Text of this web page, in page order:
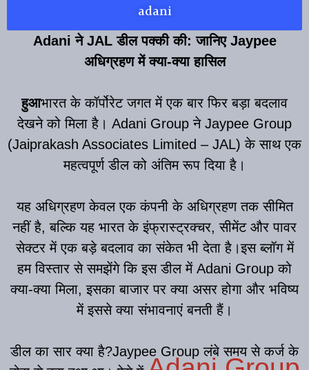
adani
Adani ने JAL डील पक्की की: जानिए Jaypee
अधिग्रहण में क्या-क्या हासिल
हुआभारत के कॉर्पोरेट जगत में एक बार फिर बड़ा बदलाव
देखने को मिला है। Adani Group ने Jaypee Group
(Jaiprakash Associates Limited – JAL) के साथ एक
महत्वपूर्ण डील को अंतिम रूप दिया है।
यह अधिग्रहण केवल एक कंपनी के अधिग्रहण तक सीमित
नहीं है, बल्कि यह भारत के इंफ्रास्ट्रक्चर, सीमेंट और पावर
सेक्टर में एक बड़े बदलाव का संकेत भी देता है।इस ब्लॉग में
हम विस्तार से समझेंगे कि इस डील में Adani Group को
क्या-क्या मिला, इसका बाजार पर क्या असर होगा और भविष्य
में इससे क्या संभावनाएं बनती हैं।
डील का सार क्या है?Jaypee Group लंबे समय से कर्ज के